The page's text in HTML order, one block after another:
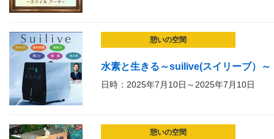
憩いの空間
水素と生きる～suilive(スイリーブ）～
日時：2025年7月10日～2025年7月10日
憩いの空間